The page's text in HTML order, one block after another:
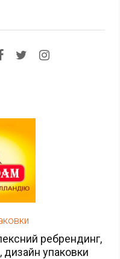
ребрендинг,
дизайн упаковки